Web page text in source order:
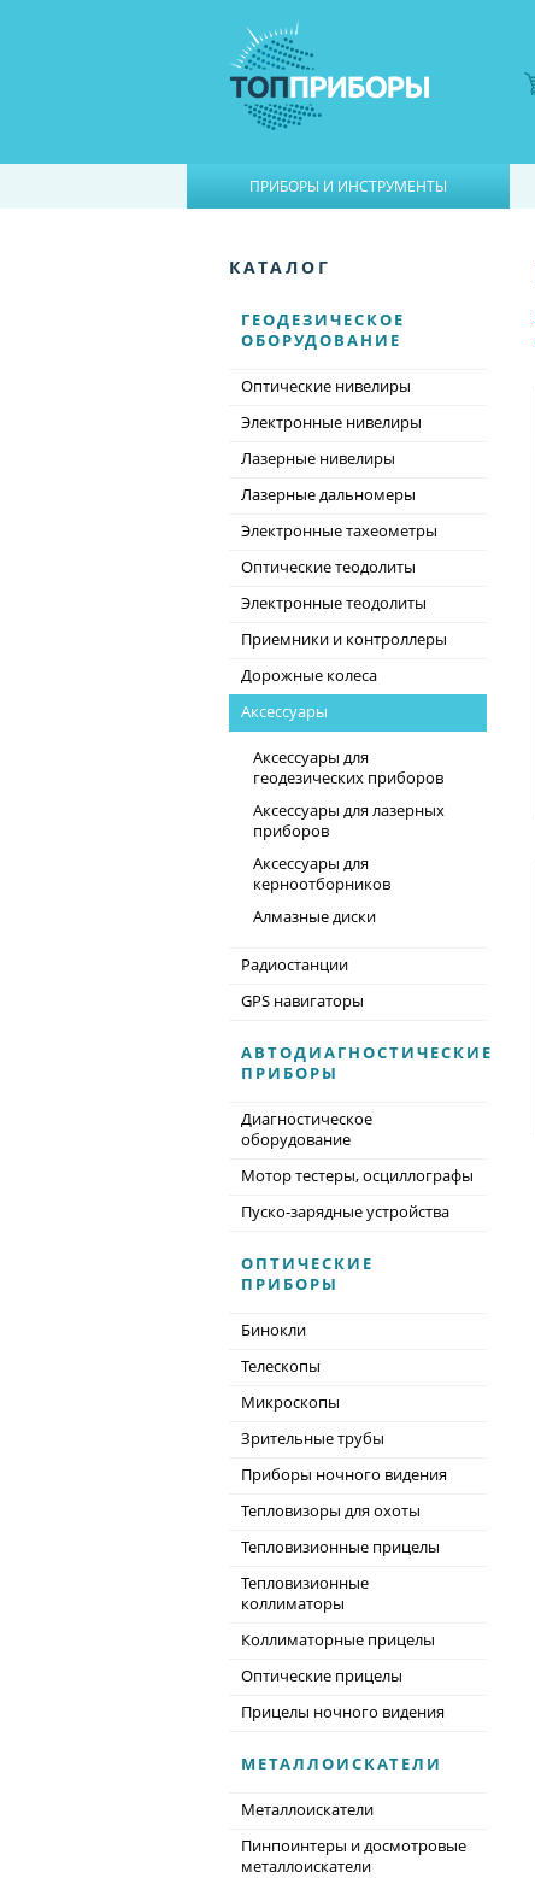
КАТАЛОГ
ГЕОДЕЗИЧЕСКОЕ
ОБОРУДОВАНИЕ
Оптические нивелиры
Электронные нивелиры
Лазерные нивелиры
Лазерные дальномеры
Электронные тахеометры
Оптические теодолиты
Электронные теодолиты
Приемники и контроллеры
Дорожные колеса
Аксессуары
Аксессуары для
геодезических приборов
Аксессуары для лазерных
приборов
Аксессуары для
керноотборников
Алмазные диски
Радиостанции
GPS навигаторы
АВТОДИАГНОСТИЧЕСКИЕ
ПРИБОРЫ
Диагностическое
оборудование
Мотор тестеры, осциллографы
Пуско-зарядные устройства
ОПТИЧЕСКИЕ
ПРИБОРЫ
Бинокли
Телескопы
Микроскопы
Зрительные трубы
Приборы ночного видения
Тепловизоры для охоты
Тепловизионные прицелы
Тепловизионные
коллиматоры
Коллиматорные прицелы
Оптические прицелы
Прицелы ночного видения
МЕТАЛЛОИСКАТЕЛИ
Металлоискатели
Пинпоинтеры и досмотровые
металлоискатели
ПРИБОРЫ И ИНСТРУМЕНТЫ